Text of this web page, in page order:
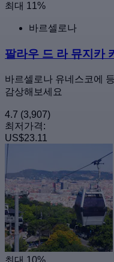
최대 11%
바르셀로나
팔라우 드 라 뮤지카
바르셀로나 유네스코에
감상해보세요
4.7 (3,907)
최저가격:
US$23.11
최대 10%